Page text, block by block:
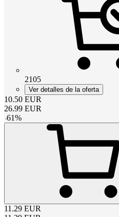
2105
Ver detalles de la oferta
10.50 EUR
26.99 EUR
-61%
11.29 EUR